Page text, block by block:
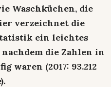
Waschküchen, die
verzeichnet die
ein leichtes
nachdem die Zahlen in
waren (2017: 93.212